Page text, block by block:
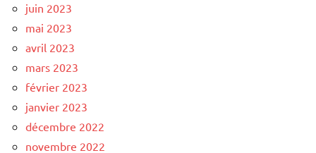
juin 2023
mai 2023
avril 2023
mars 2023
février 2023
janvier 2023
décembre 2022
novembre 2022